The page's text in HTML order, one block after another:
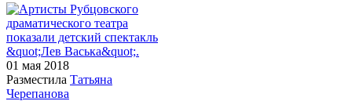
01 мая 2018
Разместила Татьяна
Черепанова